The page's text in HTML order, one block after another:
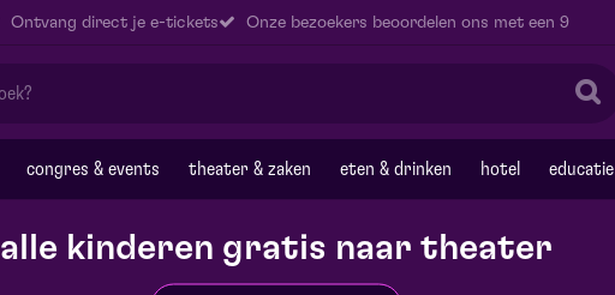
Ontvang direct je e-tickets Onze bezoekers beoordelen ons met een 9
congres & events theater & zaken eten & drinken hotel educatie
alle kinderen gratis naar theater